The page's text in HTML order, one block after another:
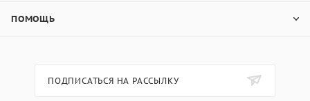
ПОМОЩЬ
ПОДПИСАТЬСЯ НА РАССЫЛКУ